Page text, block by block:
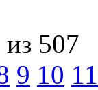
507
9 10 11